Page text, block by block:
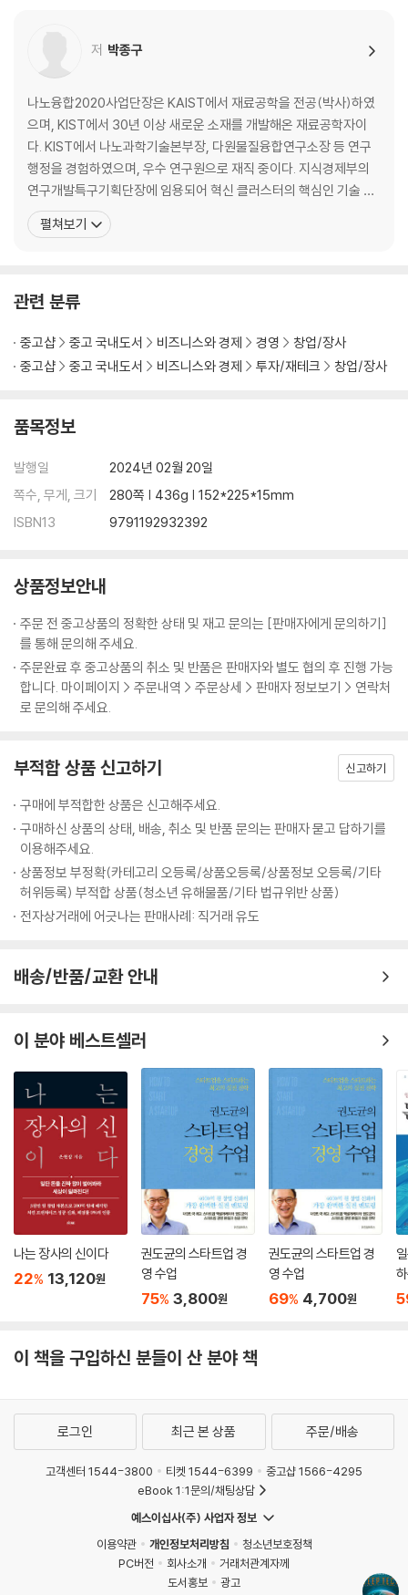
딥테크 스타트업 동향 | 딥테크는 이미 현실의 비즈니스 | 성공한 딥테크
스타트업의 특징 | 딥테크 스타트업의 동향 변화 | 딥테크 스타트업이 성공
하는 환경
02. 주목받고 있는 딥테크 스타트업
그래프코어 | 깅코 바이오위크 | 데스크톱 메탈 | 란자테크 | 릴리움 | 바이
온텍 | 보스턴 다이내믹스 | 붐 테크놀로지 | 빔 테라퓨틱스 | 서남 | 스파이
버 | 스파이어 글로벌 | 시루 나노테크놀로지 | 시보그 테크놀로지스 | 아이
온큐 | 액시엄 스페 이스 | 업사이드 푸드 | 옥스퍼드 나노기공 기술 | 이노
| 필메디 | CFS | D- 웨이브 시스템스 | TBM 코퍼레이션
4장. 딥테크가 출현하게 된 배경
주목받지 못했던 기술의 재발견 | 유망 신기술의 성숙-새로운 수단의 등장
| 새로운 환경-사회 인식의 변화와 신기술 융합 | 딥테크-새로운 사업 기
회
기술 전주기에 대한 관심 증대 | 점진적이고 부분적인 기술 개선의 한계 |
04. 연구개발 관점에서 본 딥테크 영역
스토크 관점의 난제 해결 경로
5장. 딥테크의 성장과 딥테크가 필요한 영역
01. 딥테크가 성장하는 환경
새로운 플랫폼 기술의 등장 | 낮아진 신기술 진입 장벽 | 혁신의 가속 | 축적
된 투자자본 | 정부의 역할 변화 | 위기는 곧 새로운 사업 기회
02. 딥테크가 발전하는 과정
03. 딥테크가 필요한 영역
04. 주요 영역의 탄소배출 동향
전기(발전) | 소재 | 인프라 | 기타
규모 현황 | 지역별 딥테크 스타트업 분포 현황
02. 딥테크 정책 동향
일본 | 유럽 | 기타 국가 | 우리나라
03. 민간투자 동향
투자기관 및 투자 동향 | 미국 및 유럽의 투자 동향 | 민간투자 동향(기관투
자) | 개인 투자자의 동향 | 투자기관의 위험 축소 및 기업의 투자 영역
04. 딥테크 산업 동향
7장. 딥테크 개발
딥테크 개발의 전제 조건 | 위대한 과학지식은 험난한 과정을 거쳐 현실이
된다 | 21세기는 딥테크 혁명이 가능한 환경
02. 난제를 푸는 혁신 회오리-DBTL
설계(Design) | 구축 및 시험(Build & Test) | 학습(Learn) | DBTL이
03. 자연을 벤치마킹-자연 공동 디자인
8장. 딥테크 스타트업의 성공 전략
저 박종구
나노융합2020사업단장은 KAIST에서 재료공학을 전공(박사)하였
으며, KIST에서 30년 이상 새로운 소재를 개발해온 재료공학자이
다. KIST에서 나노과학기술본부장, 다원물질융합연구소장 등 연구
행정을 경험하였으며, 우수 연구원으로 재직 중이다. 지식경제부의
연구개발특구기획단장에 임용되어 혁신 클러스터의 핵심인 기술 사
업화에 관한 경험을 쌓았다. 또한 우리나라가 나노기술 개발을 조기
에 착수하는 데 큰 기여를 하였으며, 현재는 연구자들이 개발한 나노
정회
펼쳐보기
관련 분류
중고샵 중고 국내도서 비즈니스와 경제 경영
창업/장사
중고샵
중고 국내도서 비즈니스와 경제 투자/재테크 창업/장사
품목정보
발행일
2024년 02월 20일
쪽수, 무게, 크기
280쪽 | 436g | 152*225*15mm
ISBN13
9791192932392
상품정보안내
주문 전 중고상품의 정확한 상태 및 재고 문의는 [판매자에게 문의하기]
를 통해 문의해 주세요.
주문완료 후 중고상품의 취소 및 반품은 판매자와 별도 협의 후 진행 가능
합니다. 마이페이지 > 주문내역 > 주문상세 > 판매자 정보보기 > 연락처
로 문의해 주세요.
부적합 상품 신고하기 신고하기
구매에 부적합한 상품은 신고해주세요.
구매하신 상품의 상태, 배송, 취소 및 반품 문의는 판매자 묻고 답하기를
이용해주세요.
상품정보 부정확(카테고리 오등록/상품오등록/상품정보 오등록/기타
허위등록) 부적합 상품(청소년 유해물품/기타 법규위반 상품)
전자상거래에 어긋나는 판매사례: 직거래 유도
배송/반품/교환 안내
이 분야 베스트셀러
나는 장사의 신이다
22% 13,120원
권도균의 스타트업 경
영 수업
75% 3,800원
권도균의 스타트업 경
영 수업
69% 4,700원
이 책을 구입하신 분들이 산 분야 책
로그인 최근 본 상품 주문/배송
고객센터 1544-3800 티켓 1544-6399
중고샵 1566-4295
eBook 1:1문의/채팅상담
예스이십사(주) 사업자 정보
이용약관
개인정보처리방침
청소년보호정책
PC버전
회사소개
거래처관계자께
도서홍보
광고